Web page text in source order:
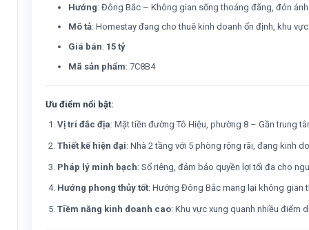
Hướng: Đông Bắc – Không gian sống thoáng đãng, đón
Mô tả: Homestay đang cho thuê kinh doanh ổn định, khu
Giá bán: 15 tỷ
Mã sản phẩm: 7C8B4
Ưu điểm nổi bật:
Vị trí đắc địa: Mặt tiền đường Tô Hiệu, phường 8 – Gần trung
Thiết kế hiện đại: Nhà 2 tầng với 5 phòng rộng rãi, đang kinh
Pháp lý minh bạch: Sổ riêng, đảm bảo quyền lợi tối đa cho
Hướng phong thủy tốt: Hướng Đông Bắc mang lại không gian
Tiềm năng kinh doanh cao: Khu vực xung quanh nhiều điểm